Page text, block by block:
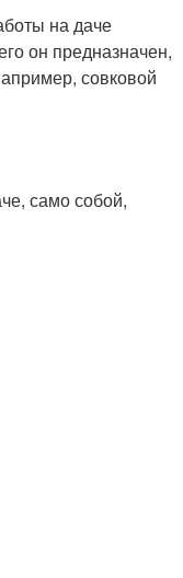
на даче
он предназначен,
совковой
само собой,